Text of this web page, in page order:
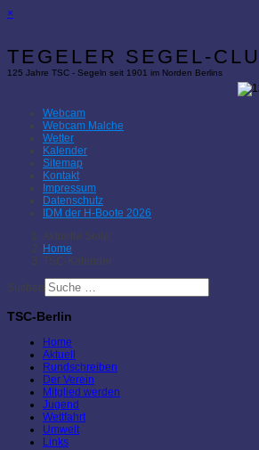
×
TEGELER SEGEL-
125 Jahre TSC - Segeln seit 1901 im Norden Berlins
Webcam
Webcam Malche
Wetter
Kalender
Sitemap
Kontakt
Impressum
Datenschutz
IDM der H-Boote 2026
Aktuelle Seite:
Home
TSC-Kalender
Suchen
TSC-Berlin
Home
Aktuell
Rundschreiben
Der Verein
Mitglied werden
Jugend
Wettfahrt
Umwelt
Links